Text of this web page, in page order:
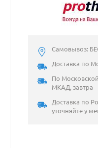
Самовывоз:
Доставка по
По
МКАД, завтра
Доставка по
уточняйте у